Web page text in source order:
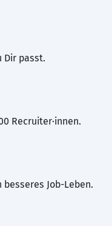
Dir passt.
Recruiter·innen.
Job-Leben.